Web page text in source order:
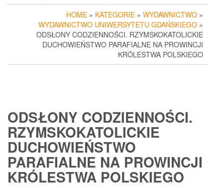
HOME » KATEGORIE » WYDAWNICTWO »
WYDAWNICTWO UNIWERSYTETU GDAŃSKIEGO »
ODSŁONY CODZIENNOŚCI. RZYMSKOKATOLICKIE
DUCHOWIEŃSTWO PARAFIALNE NA PROWINCJI
KRÓLESTWA POLSKIEGO
ODSŁONY CODZIENNOŚCI.
RZYMSKOKATOLICKIE
DUCHOWIEŃSTWO
PARAFIALNE NA PROWINCJI
KRÓLESTWA POLSKIEGO